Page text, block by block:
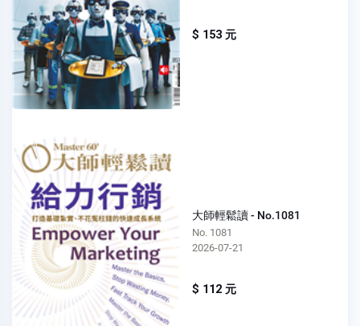
$ 153 元
大師輕鬆讀 - No.1081
No. 1081
2026-07-21
$ 112 元